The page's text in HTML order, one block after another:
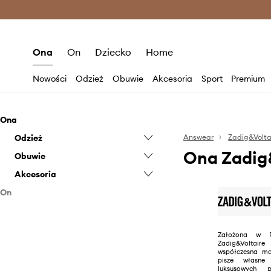
Ona On Dziecko Home
Nowości Odzież Obuwie Akcesoria Sport Premium
Ona
Odzież
Bluzki i koszule
Bluzy
Obuwie
Botki
Akcesoria
On
Answear
Ona
Założona w
współczesna
pisze
luksusowych